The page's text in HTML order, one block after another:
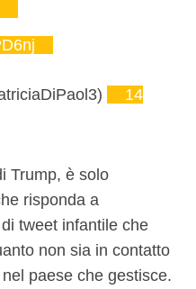
14
Trump, è solo
risponda a
tweet infantile che
non sia in contatto
paese che gestisce.